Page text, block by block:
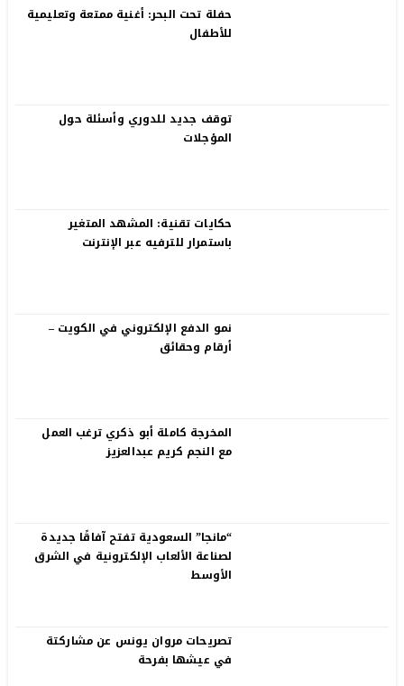
حفلة تحت البحر: أغنية ممتعة وتعليمية
للأطفال
توقف جديد للدوري وأسئلة حول
المؤجلات
حكايات تقنية: المشهد المتغير
باستمرار للترفيه عبر الإنترنت
نمو الدفع الإلكتروني في الكويت –
أرقام وحقائق
المخرجة كاملة أبو ذكري ترغب العمل
مع النجم كريم عبدالعزيز
“مانجا” السعودية تفتح آفاقًا جديدة
لصناعة الألعاب الإلكترونية في الشرق
الأوسط
تصريحات مروان يونس عن مشاركتة
في عيشها بفرحة